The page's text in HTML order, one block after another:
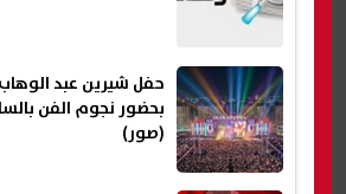
حفل شيرين عبد
بحضور نجوم الفن
(صور)